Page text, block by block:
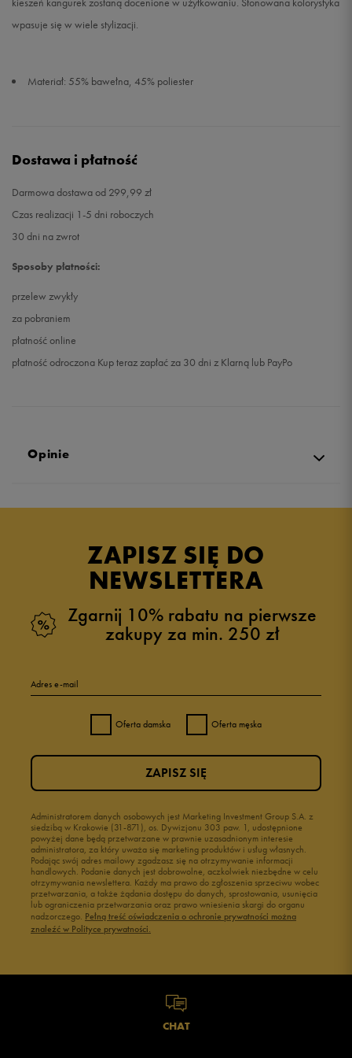
wpasuje się w wiele stylizacji.
Materiał: 55% bawełna, 45% poliester
Dostawa i płatność
Darmowa dostawa od 299,99 zł
Czas realizacji 1-5 dni roboczych
30 dni na zwrot
Sposoby płatności:
przelew zwykły
za pobraniem
płatność online
płatność odroczona Kup teraz zapłać za 30 dni z Klarną lub PayPo
Opinie
ZAPISZ SIĘ DO
NEWSLETTERA
Zgarnij 10% rabatu na pierwsze
zakupy za min. 250 zł
Adres e-mail
Oferta damska Oferta męska
Administratorem danych osobowych jest Marketing Investment Group S.A. z
siedzibą w Krakowie (31-871), os. Dywizjonu 303 paw. 1, udostępnione
powyżej dane będą przetwarzane w prawnie uzasadnionym interesie
administratora, za który uważa się marketing produktów i usług własnych.
Podając swój adres mailowy zgadzasz się na otrzymywanie informacji
handlowych. Podanie danych jest dobrowolne, aczkolwiek niezbędne w celu
otrzymywania newslettera. Każdy ma prawo do zgłoszenia sprzeciwu wobec
przetwarzania, a także żądania dostępu do danych, sprostowania, usunięcia
lub ograniczenia przetwarzania oraz prawo wniesienia skargi do organu
nadzorczego. Pełną treść oświadczenia o ochronie prywatności można
znaleźć w Polityce prywatności.
ZAPISZ SIĘ
CHAT